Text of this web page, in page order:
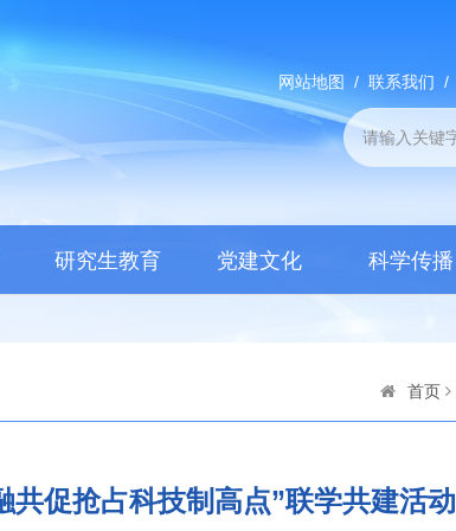
网站地图 / 联系我们 /
研究生教育 党建文化 科学传播
首页
促抢占科技制高点”联学共建活动